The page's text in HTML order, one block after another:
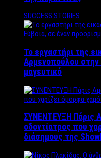
SUCCESS STORIES
Το εργαστήρι της
Αρμενοπούλου στην
μαγευτικό
ΣΥΝΕΝΤΕΥΞΗ Πάρις
οδοντίατρος που
διάσημους της